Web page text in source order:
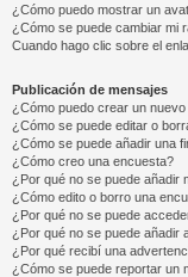
¿Cómo puedo mostrar un
¿Cómo se puede cambiar mi
Cuando hago clic sobre el
Publicación de mensajes
¿Cómo puedo crear un
¿Cómo se puede editar o
¿Cómo se puede añadir una
¿Cómo creo una encuesta?
¿Por qué no se puede añadir
¿Cómo edito o borro una
¿Por qué no se puede
¿Por qué no se puede añadir
¿Por qué recibí una
¿Cómo se puede reportar un